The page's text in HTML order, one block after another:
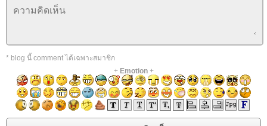
* blog นี้ comment ได้เฉพาะสมาชิก
+ Emotion+